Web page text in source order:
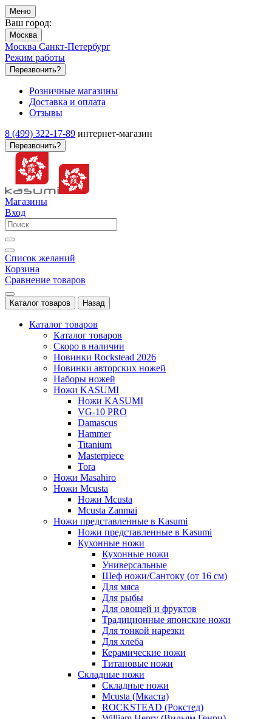
Меню
Ваш город:
Москва
Москва Санкт-Петербург
Режим работы
Перезвонить?
Розничные магазины
Доставка и оплата
Отзывы
8 (499) 322-17-89 интернет-магазин
Перезвонить?
Магазины
Вход
Список желаний
Корзина
Сравнение товаров
Каталог товаров Назад
Каталог товаров
Каталог товаров
Скоро в наличии
Новинки Rockstead 2026
Новинки авторских ножей
Наборы ножей
Ножи KASUMI
Ножи KASUMI
VG-10 PRO
Damascus
Hammer
Titanium
Masterpiece
Tora
Ножи Masahiro
Ножи Mcusta
Ножи Mcusta
Mcusta Zanmai
Ножи представленные в Kasumi
Ножи представленные в Kasumi
Кухонные ножи
Кухонные ножи
Универсальные
Шеф ножи/Сантоку (от 16 см)
Для мяса
Для рыбы
Для овощей и фруктов
Традиционные японские ножи
Для тонкой нарезки
Для хлеба
Керамические ножи
Титановые ножи
Складные ножи
Складные ножи
Mcusta (Мкаста)
ROCKSTEAD (Рокстед)